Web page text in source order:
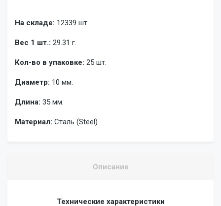
На складе: 12339 шт.
Вес 1 шт.: 29.31 г.
Кол-во в упаковке: 25 шт.
Диаметр: 10 мм.
Длина: 35 мм.
Материал: Сталь (Steel)
Описание
Технические характеристики